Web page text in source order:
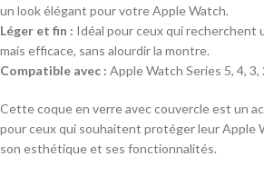
un look élégant pour votre Apple Watch.
Léger et fin : Idéal pour ceux qui
mais efficace, sans alourdir la montre.
Compatible avec : Apple Watch Series 5, 4, 3,
Cette coque en verre avec couvercle est un
pour ceux qui souhaitent protéger leur Apple
son esthétique et ses fonctionnalités.